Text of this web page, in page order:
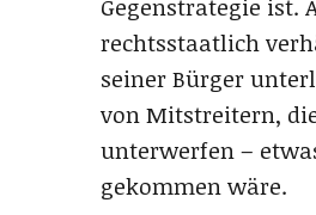
Gegenstrategie ist.
rechtsstaatlich
seiner Bürger
von Mitstreitern,
unterwerfen –
gekommen wäre.